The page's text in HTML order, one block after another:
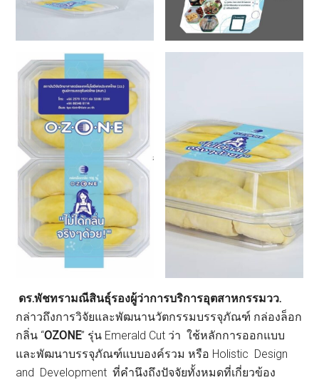
ดร.พัชทรามณีสินธุ์รองผู้ว่าการบริการอุตสาหกรรมวว.
กล่าวถึงการวิจัยและพัฒนานวัตกรรมบรรจุภัณฑ์ กล่องล็อก
กลิ่น “OZONE” รุ่น Emerald Cut ว่า ใช้หลักการออกแบบ
และพัฒนาบรรจุภัณฑ์แบบองค์รวม หรือ Holistic Design
and Development ที่คำนึงถึงปัจจัยทั้งหมดที่เกี่ยวข้อง